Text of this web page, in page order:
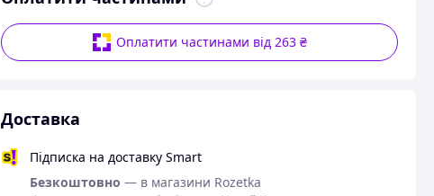
Оплатити частинами від 263 ₴
Доставка
Підписка на доставку Smart
Безкоштовно — в магазини Rozetka